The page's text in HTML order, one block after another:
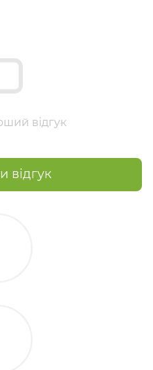
відгук
відгук